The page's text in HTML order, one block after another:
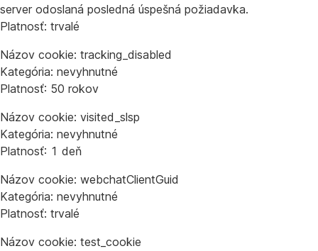
server odoslaná posledná úspešná požiadavka.
Platnosť: trvalé
Názov cookie: tracking_disabled
Kategória: nevyhnutné
Platnosť: 50 rokov
Názov cookie: visited_slsp
Kategória: nevyhnutné
Platnosť: 1 deň
Názov cookie: webchatClientGuid
Kategória: nevyhnutné
Platnosť: trvalé
Názov cookie: test_cookie